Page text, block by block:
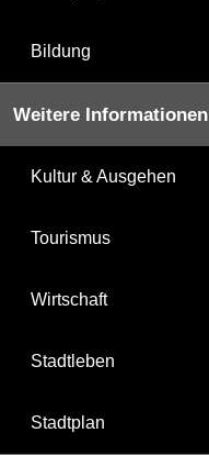
Bildung
Weitere Informationen
Kultur & Ausgehen
Tourismus
Wirtschaft
Stadtleben
Stadtplan